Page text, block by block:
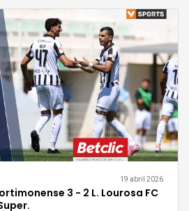
19 abril 2026
3 - 2 L. Lourosa FC